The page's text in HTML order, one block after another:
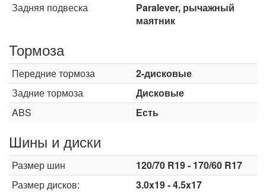
Задняя подвеска
Paralever, рычажный
маятник
Тормоза
Передние тормоза
2-дисковые
Задние тормоза
Дисковые
ABS
Есть
Шины и диски
Размер шин
120/70 R19 - 170/60 R17
Размер дисков:
3.0x19 - 4.5x17